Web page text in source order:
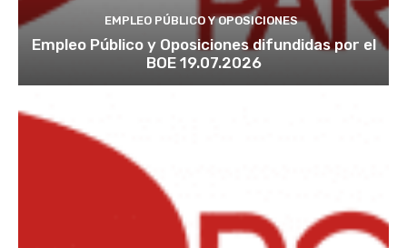
EMPLEO PÚBLICO Y OPOSICIONES
Empleo Público y Oposiciones difundidas por el
BOE 19.07.2026